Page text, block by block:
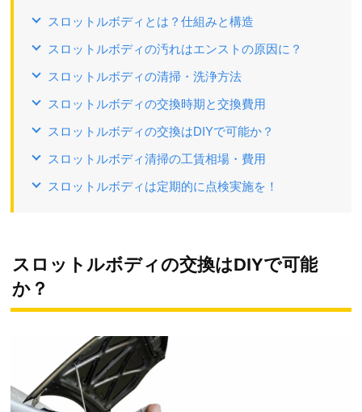
スロットルボディとは？仕組みと構造
スロットルボディの汚れはエンストの原因に？
スロットルボディの清掃・洗浄方法
スロットルボディの交換時期と交換費用
スロットルボディの交換はDIYで可能か？
スロットルボディ清掃の工賃相場・費用
スロットルボディは定期的に点検実施を！
スロットルボディの交換はDIYで可能
か？